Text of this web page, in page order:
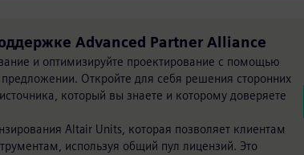
Advanced Partner Alliance
и оптимизируйте проектирование с помощью
Откройте для себя решения сторонних
который вы знаете и которому доверяете
Altair Units, которая позволяет клиентам
используя общий пул лицензий. Это